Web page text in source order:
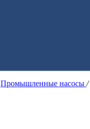
Промышленные насосы /